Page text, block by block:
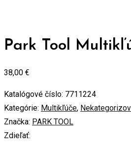
Park Tool
38,00 €
Katalógové číslo: 7711224
Kategórie: Multikľúče,
Značka: PARK TOOL
Zdieľať: